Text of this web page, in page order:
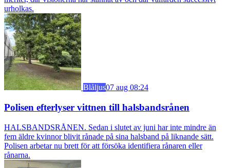
urholkas.
Blåljus07 aug 08:24
Polisen efterlyser vittnen till halsbandsrånen
HALSBANDSRÅNEN. Sedan i slutet av juni har inte mindre än
fem äldre kvinnor blivit rånade på sina halsband på liknande sätt.
Polisen arbetar nu brett för att försöka identifiera rånaren eller
rånarna.